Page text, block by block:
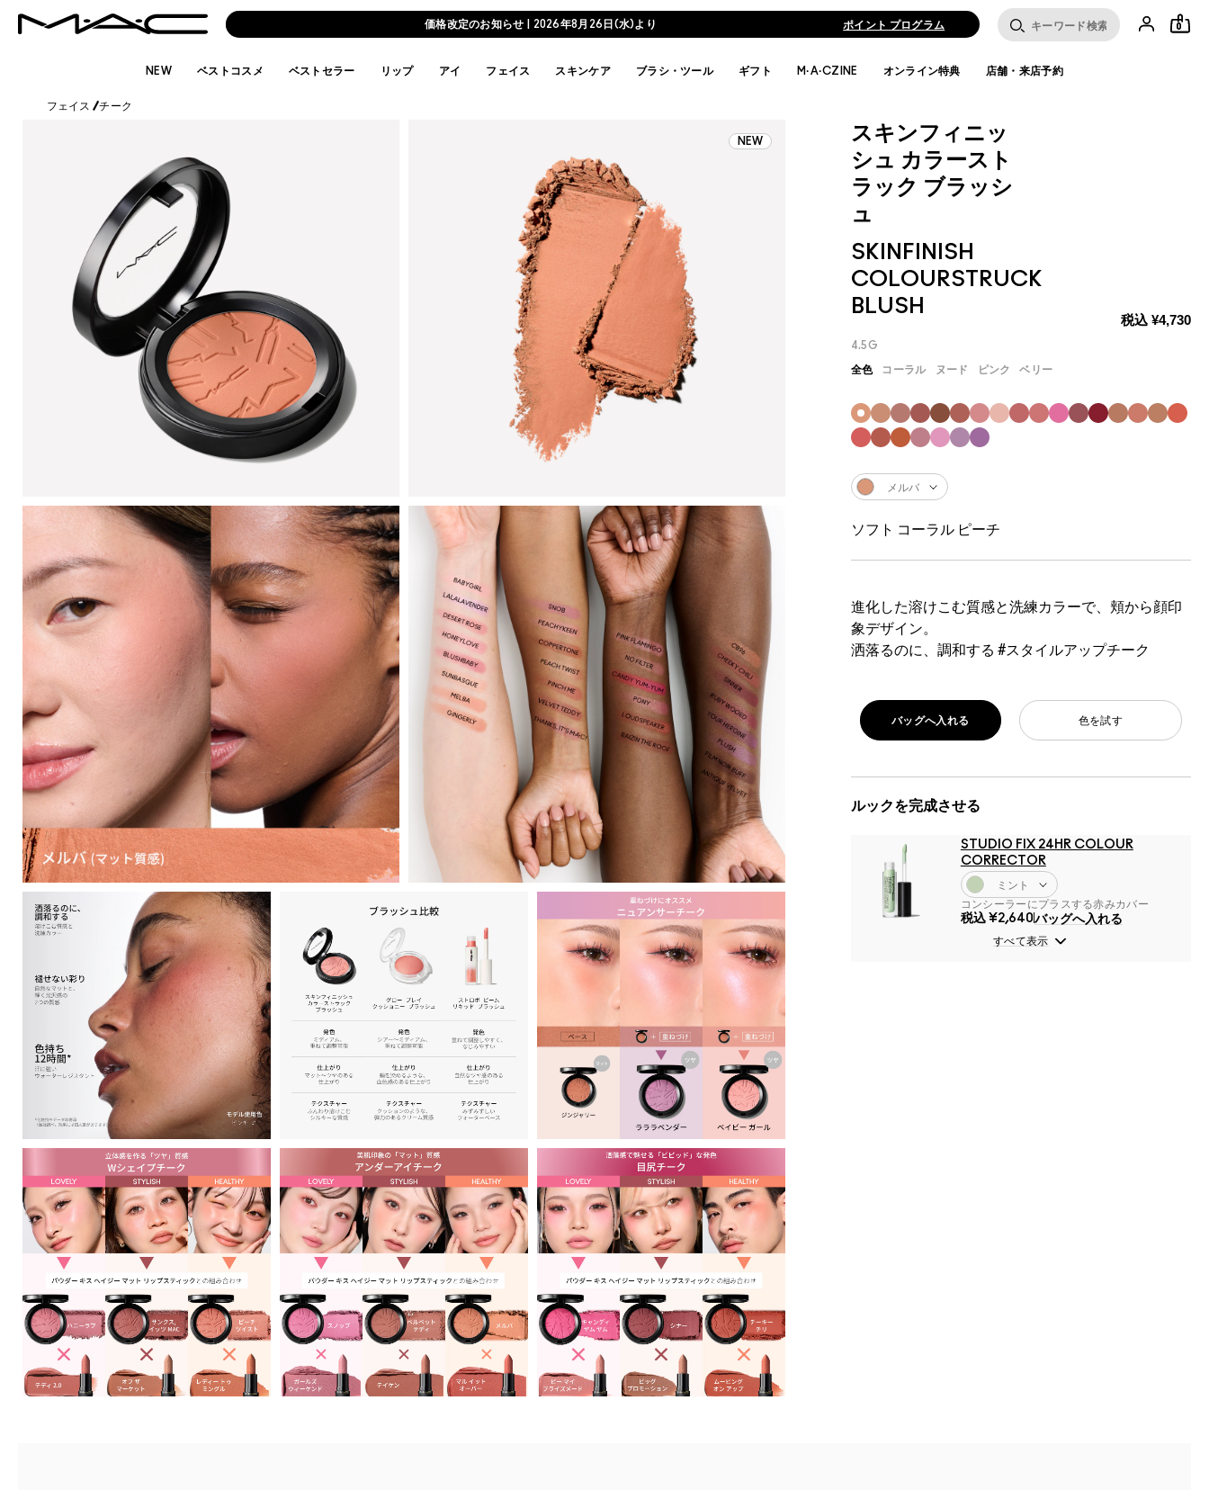
価格改定のお知らせ | 2026年8月26日(水)より ポイント プログラム 0
NEW ベストコスメ ベストセラー リップ アイ フェイス スキンケア ブラシ・ツール ギフト M·A·CZINE オンライン特典 店舗・来店予約
フェイス /チーク
NEW
スキンフィニッ
シュ カラースト
ラック ブラッシ
ュ
SKINFINISH
COLOURSTRUCK
BLUSH
税込 ¥4,730
4.5G
進化した溶けこむ質感と洗練カラーで、頬から顔印
象デザイン。
洒落るのに、調和する #スタイルアップチーク
全色 コーラル ヌード ピンク ベリー
メルバ
ソフト コーラル ピーチ
ルックを完成させる
STUDIO FIX 24HR COLOUR
CORRECTOR
ミント
コンシーラーにプラスする赤みカバー
税込 ¥2,640バッグへ入れる
すべて表示
色を試す
バッグへ入れる